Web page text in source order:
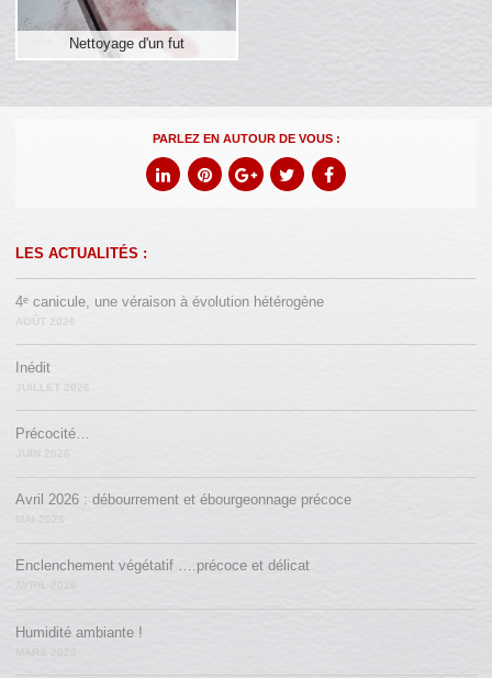
Nettoyage d'un fut
PARLEZ EN AUTOUR DE VOUS :
LES ACTUALITÉS :
4ᵉ canicule, une véraison à évolution hétérogène
AOÛT 2026
Inédit
Précocité…
Avril 2026 : débourrement et ébourgeonnage précoce
MAI 2026
Enclenchement végétatif ….précoce et délicat
Humidité ambiante !